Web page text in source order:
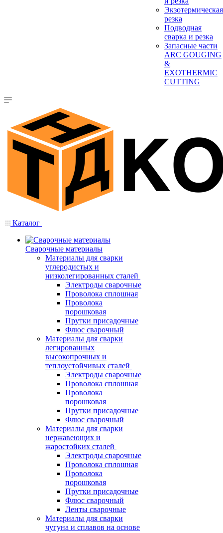
Экзотермическая
резка
Подводная
сварка и резка
Запасные части
ARC GOUGING
&
EXOTHERMIC
CUTTING
Каталог
Сварочные материалы
Материалы для сварки
углеродистых и
низколегированных сталей
Электроды сварочные
Проволока сплошная
Проволока
порошковая
Прутки присадочные
Флюс сварочный
Материалы для сварки
легированных
высокопрочных и
теплоустойчивых сталей
Электроды сварочные
Проволока сплошная
Проволока
порошковая
Прутки присадочные
Флюс сварочный
Материалы для сварки
нержавеющих и
жаростойких сталей
Электроды сварочные
Проволока сплошная
Проволока
порошковая
Прутки присадочные
Флюс сварочный
Ленты сварочные
Материалы для сварки
чугуна и сплавов на основе